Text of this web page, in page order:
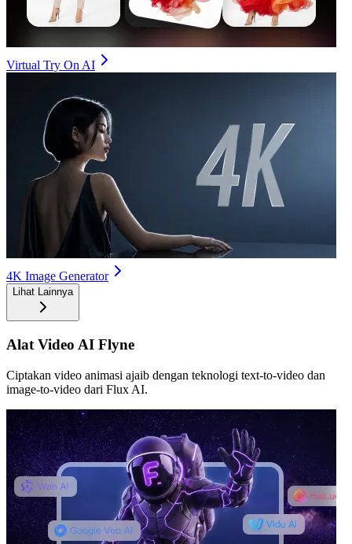
Virtual Try On AI
4K Image Generator
Lihat Lainnya
Alat Video AI Flyne
Ciptakan video animasi ajaib dengan teknologi text-to-video dan
image-to-video dari Flux AI.